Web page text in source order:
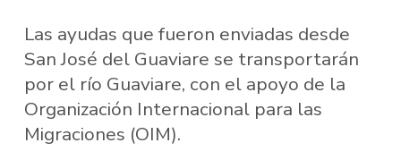
Las ayudas que fueron enviadas desde
San José del Guaviare se transportarán
por el río Guaviare, con el apoyo de la
Organización Internacional para las
Migraciones (OIM).